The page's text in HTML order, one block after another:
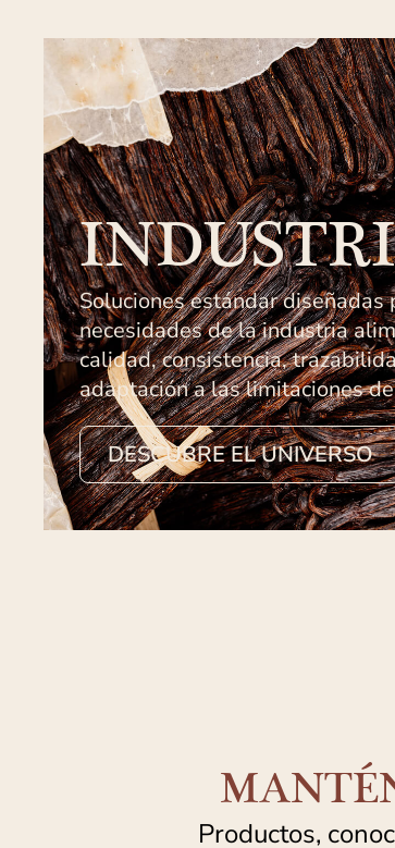
Soluciones estándar diseñadas
necesidades de la industria
calidad, consistencia,
adaptación a las limitaciones
DESCUBRE EL UNIVERSO
Productos,